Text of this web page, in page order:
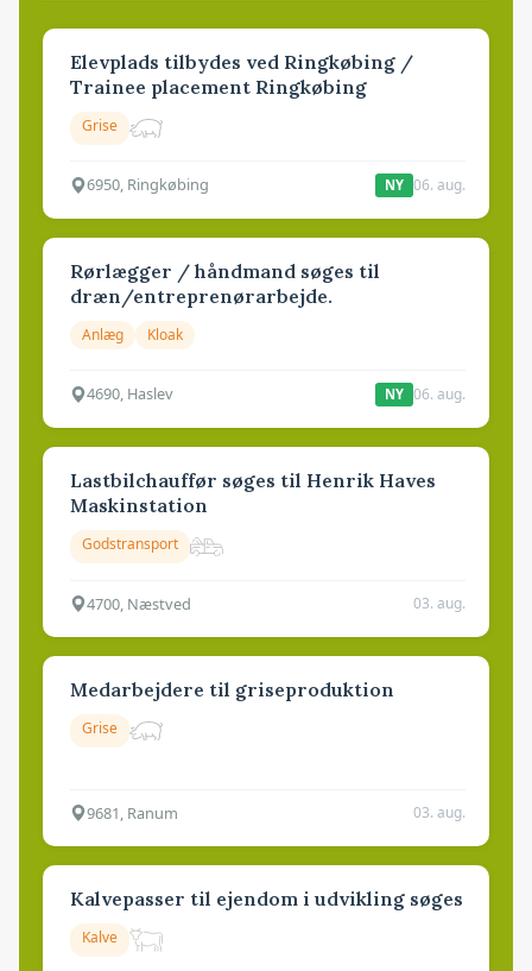
Elevplads tilbydes ved Ringkøbing /
Trainee placement Ringkøbing
Grise
6950, Ringkøbing NY 06. aug.
Rørlægger / håndmand søges til
dræn/entreprenørarbejde.
Anlæg Kloak
4690, Haslev NY 06. aug.
Lastbilchauffør søges til Henrik Haves
Maskinstation
Godstransport
4700, Næstved 03. aug.
Medarbejdere til griseproduktion
Grise
9681, Ranum 03. aug.
Kalvepasser til ejendom i udvikling søges
Kalve